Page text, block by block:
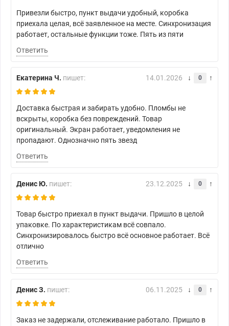
Привезли быстро, пункт выдачи удобный, коробка
приехала целая, всё заявленное на месте. Синхронизация
работает, остальные функции тоже. Пять из пяти
Ответить
Екатерина Ч. пишет: 14.01.2026 0
Доставка быстрая и забирать удобно. Пломбы не
вскрыты, коробка без повреждений. Товар
оригинальный. Экран работает, уведомления не
пропадают. Однозначно пять звезд
Ответить
Денис Ю. пишет: 23.12.2025 0
Товар быстро приехал в пункт выдачи. Пришло в целой
упаковке. По характеристикам всё совпало.
Синхронизировалось быстро всё основное работает. Всё
отлично
Ответить
Денис З. пишет: 06.11.2025 0
Заказ не задержали, отслеживание работало. Пришло в